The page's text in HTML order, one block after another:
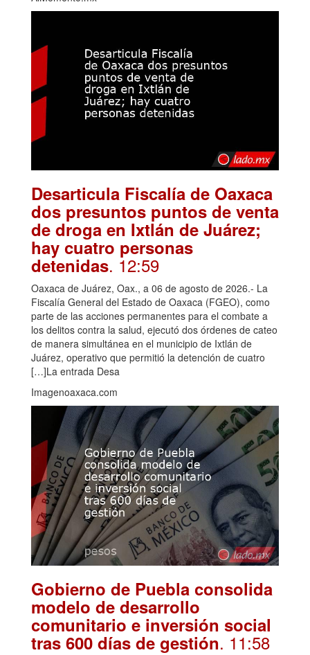
Desarticula Fiscalía de Oaxaca
dos presuntos puntos de venta
de droga en Ixtlán de Juárez;
hay cuatro personas
detenidas. 12:59
Oaxaca de Juárez, Oax., a 06 de agosto de 2026.- La
Fiscalía General del Estado de Oaxaca (FGEO), como
parte de las acciones permanentes para el combate a
los delitos contra la salud, ejecutó dos órdenes de cateo
de manera simultánea en el municipio de Ixtlán de
Juárez, operativo que permitió la detención de cuatro
[…]La entrada Desa
Imagenoaxaca.com
Gobierno de Puebla consolida
modelo de desarrollo
comunitario e inversión social
tras 600 días de gestión. 11:58